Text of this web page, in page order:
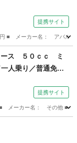
レコモン上下４本
ｔシート／専用ア
検10.8）
提携サイト
■ メーカー名： アバル
ース ５０ｃｃ ミ
人乗り／普通免許
提携サイト
メーカー名： その他 ■